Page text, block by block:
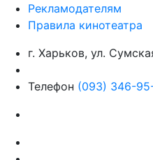
Рекламодателям
Правила кинотеатра
г. Харьков, ул.
Телефон (093) 346-